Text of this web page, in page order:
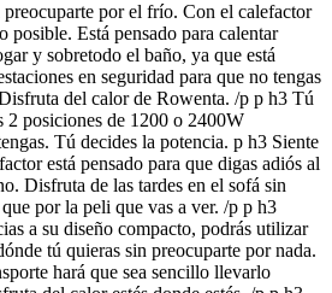
por el frío. Con el calefactor
posible. Está pensado para calentar
y sobretodo el baño, ya que está
en seguridad para que no tengas
del calor de Rowenta. /p p h3 Tú
2 posiciones de 1200 o 2400W
Tú decides la potencia. p h3 Siente
está pensado para que digas adiós al
Disfruta de las tardes en el sofá sin
por la peli que vas a ver. /p p h3
a su diseño compacto, podrás utilizar
tú quieras sin preocuparte por nada.
hará que sea sencillo llevarlo